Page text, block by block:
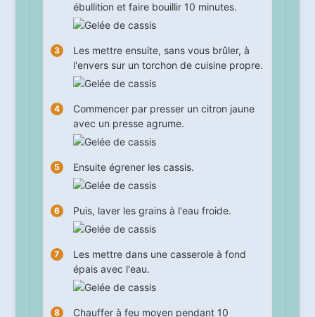
ébullition et faire bouillir 10 minutes.
Les mettre ensuite, sans vous brûler, à
l'envers sur un torchon de cuisine propre.
Commencer par presser un citron jaune
avec un presse agrume.
Ensuite égrener les cassis.
Puis, laver les grains à l'eau froide.
Les mettre dans une casserole à fond
épais avec l'eau.
Chauffer à feu moyen pendant 10